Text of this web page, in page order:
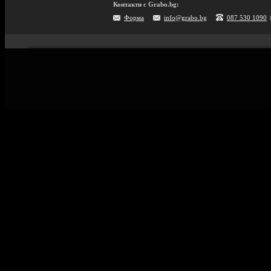
Контакти с Grabo.bg:
Форма
info@grabo.bg 087 530 1090